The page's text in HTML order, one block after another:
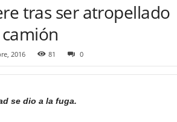
tras ser atropellado
2016 81 0
se dio a la fuga.